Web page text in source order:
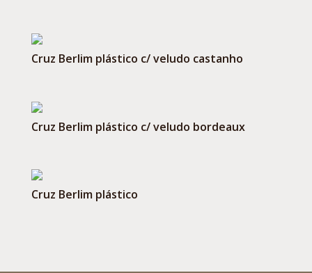
Cruz Berlim plástico c/ veludo castanho
Cruz Berlim plástico c/ veludo bordeaux
Cruz Berlim plástico